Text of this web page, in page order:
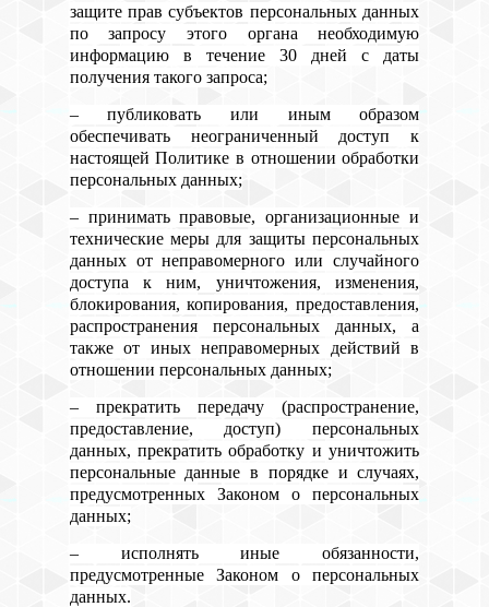
защите прав субъектов персональных данных
по запросу этого органа необходимую
информацию в течение 30 дней с даты
получения такого запроса;
– публиковать или иным образом
обеспечивать неограниченный доступ к
настоящей Политике в отношении обработки
персональных данных;
– принимать правовые, организационные и
технические меры для защиты персональных
данных от неправомерного или случайного
доступа к ним, уничтожения, изменения,
блокирования, копирования, предоставления,
распространения персональных данных, а
также от иных неправомерных действий в
отношении персональных данных;
– прекратить передачу (распространение,
предоставление, доступ) персональных
данных, прекратить обработку и уничтожить
персональные данные в порядке и случаях,
предусмотренных Законом о персональных
данных;
– исполнять иные обязанности,
предусмотренные Законом о персональных
данных.